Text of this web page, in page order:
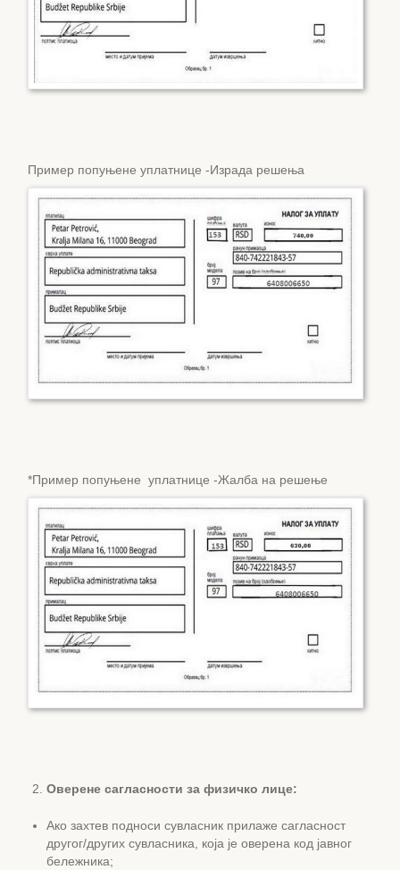
Пример попуњене уплатнице -Израда решења
*Пример попуњене уплатнице -Жалба на решење
Оверене сагласности за физичко лице:
Ако захтев подноси сувласник прилаже сагласност
другог/других сувласника, која је оверена код јавног
бележника;